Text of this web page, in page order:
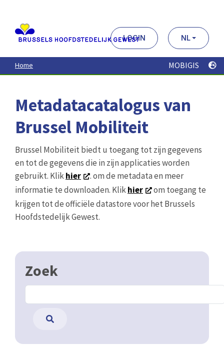
contenu
principal
LOGIN NL
Home MOBIGIS
Metadatacatalogus van
Brussel Mobiliteit
Brussel Mobiliteit biedt u toegang tot zijn gegevens
en tot de gegevens die in zijn applicaties worden
gebruikt. Klikhier
. om de metadata en meer
informatie te downloaden. Klikhier
om toegang te
krijgen tot de officiële datastore voor het Brussels
Hoofdstedelijk Gewest.
Zoek